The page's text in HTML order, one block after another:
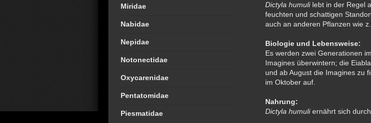
Dictyla humulilebt in der Regel
feuchten und schattigen
auch an anderen Pflanzen wie
Biologie und Lebensweise:
Es werden zwei Generationen
Imagines überwintern; die
und ab August die Imagines zu
im Oktober auf.
Nahrung:
Dictyla humuliernährt sich
Miridae
Nabidae
Nepidae
Notonectidae
Oxycarenidae
Pentatomidae
Piesmatidae